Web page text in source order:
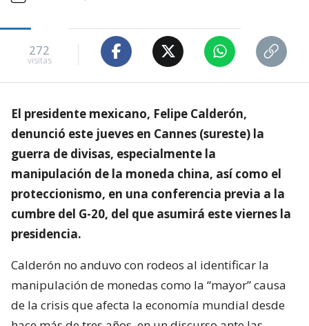
272
visitas
El presidente mexicano, Felipe Calderón,
denunció este jueves en Cannes (sureste) la
guerra de divisas, especialmente la
manipulación de la moneda china, así como el
proteccionismo, en una conferencia previa a la
cumbre del G-20, del que asumirá este viernes la
presidencia.
Calderón no anduvo con rodeos al identificar la
manipulación de monedas como la “mayor” causa
de la crisis que afecta la economía mundial desde